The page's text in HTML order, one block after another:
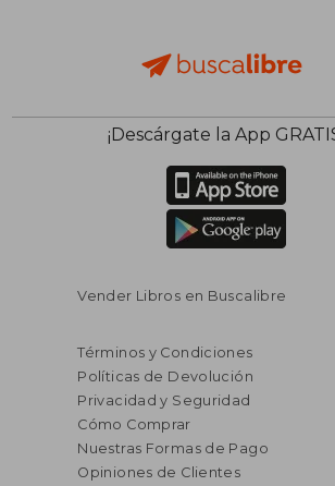
¡Descárgate la App
Vender Libros en Buscalibre
Términos y Condiciones
Políticas de Devolución
Privacidad y Seguridad
Cómo Comprar
Nuestras Formas de Pago
Opiniones de Clientes